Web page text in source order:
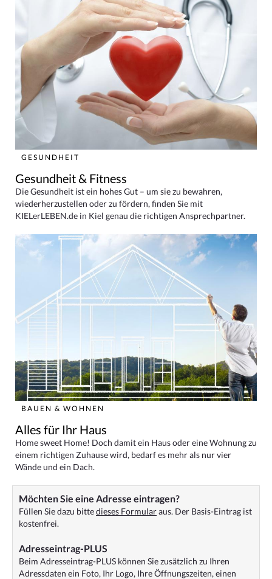
GESUNDHEIT
Gesundheit & Fitness
Die Gesundheit ist ein hohes Gut – um sie zu bewahren,
wiederherzustellen oder zu fördern, finden Sie mit
KIELerLEBEN.de in Kiel genau die richtigen Ansprechpartner.
BAUEN & WOHNEN
Alles für Ihr Haus
Home sweet Home! Doch damit ein Haus oder eine Wohnung zu
einem richtigen Zuhause wird, bedarf es mehr als nur vier
Wände und ein Dach.
Möchten Sie eine Adresse eintragen?
Füllen Sie dazu bittedieses Formularaus. Der Basis-Eintrag ist
kostenfrei.
Adresseintrag-PLUS
Beim Adresseintrag-PLUS können Sie zusätzlich zu Ihren
Adressdaten ein Foto, Ihr Logo, Ihre Öffnungszeiten, einen